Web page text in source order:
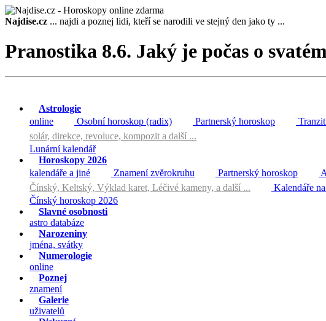
Najdise.cz ... najdi a poznej lidi, kteří se narodili ve stejný den jako ty ...
Pranostika 8.6. Jaký je počas o
Astrologie
online
Osobní horoskop (radix) Partnerský horoskop
solár, direkce, revoluce, kompozit a další ...
Lunární kalendář
Horoskopy 2026
kalendáře a jiné
Znamení zvěrokruhu Partnerský horoskop
Čínský, Keltský, Výklad karet, Léčivé kameny, a další ...
Kalendáře
Čínský horoskop 2026
Slavné osobnosti
astro databáze
Narozeniny
jména, svátky
Numerologie
online
Poznej
znamení
Galerie
uživatelů